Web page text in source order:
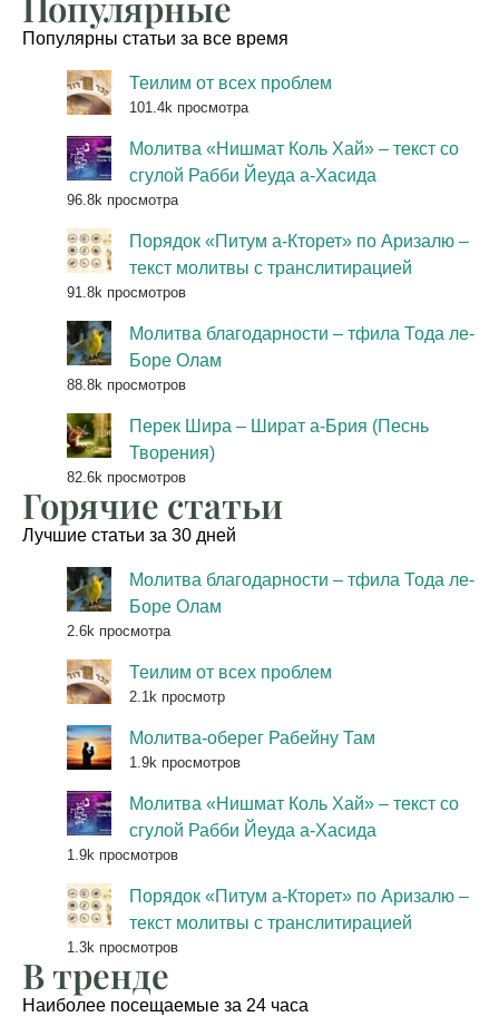
Популярны статьи за все время
Теилим от всех проблем
101.4k просмотра
Молитва «Нишмат Коль Хай» – текст со
сгулой Рабби Йеуда а-Хасида
96.8k просмотра
Порядок «Питум а-Кторет» по Аризалю –
текст молитвы с транслитирацией
91.8k просмотров
Молитва благодарности – тфила Тода ле-
Боре Олам
88.8k просмотров
Перек Шира – Шират а-Брия (Песнь
Творения)
82.6k просмотров
Горячие статьи
Лучшие статьи за 30 дней
Молитва благодарности – тфила Тода ле-
Боре Олам
2.6k просмотра
Теилим от всех проблем
2.1k просмотр
Молитва-оберег Рабейну Там
1.9k просмотров
Молитва «Нишмат Коль Хай» – текст со
сгулой Рабби Йеуда а-Хасида
1.9k просмотров
Порядок «Питум а-Кторет» по Аризалю –
текст молитвы с транслитирацией
1.3k просмотров
В тренде
Наиболее посещаемые за 24 часа